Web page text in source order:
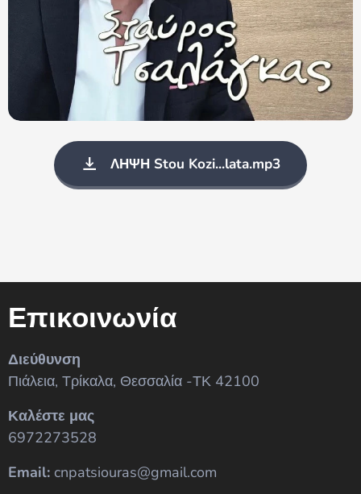
ΛΗΨΗ Stou Kozi...lata.mp3
Επικοινωνία
Διεύθυνση
Πιάλεια, Τρίκαλα, Θεσσαλία -ΤΚ 42100
Καλέστε μας
6972273528
Email: cnpatsiouras@gmail.com